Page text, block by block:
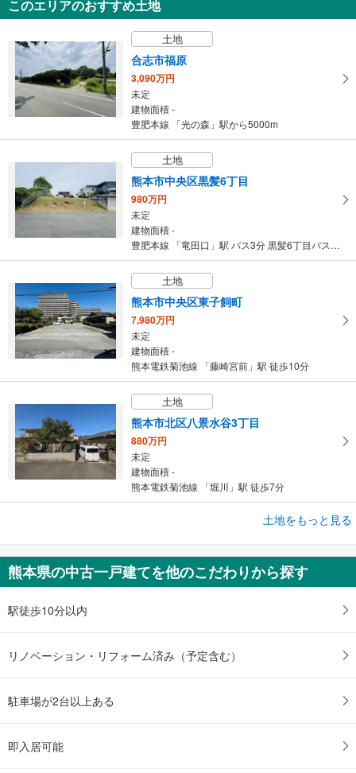
熊本市東区尾ノ上1丁目
建物面積 106.82m
熊本市電幹線 「神水交差点」駅 徒歩14分
このエリアのおすすめ土地
土地
合志市福原
3,090万円
未定
建物面積 -
豊肥本線 「光の森」駅から5000m
土地
熊本市中央区黒髪6丁目
980万円
未定
建物面積 -
豊肥本線 「竜田口」駅 バス3分 黒髪6丁目バス バス停下車 徒歩6分
土地
熊本市中央区東子飼町
7,980万円
未定
建物面積 -
熊本電鉄菊池線 「藤崎宮前」駅 徒歩10分
土地
熊本市北区八景水谷3丁目
880万円
未定
建物面積 -
熊本電鉄菊池線 「堀川」駅 徒歩7分
880万円
未定
土地をもっと見る
熊本県の中古一戸建てを他のこだわりから探す
駅徒歩10分以内
リノベーション・リフォーム済み（予定含む）
駐車場が2台以上ある
即入居可能